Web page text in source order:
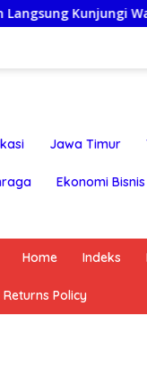
Warga Sakit
Jawa Timur
Ekonomi Bisnis
Home Indeks
Policy